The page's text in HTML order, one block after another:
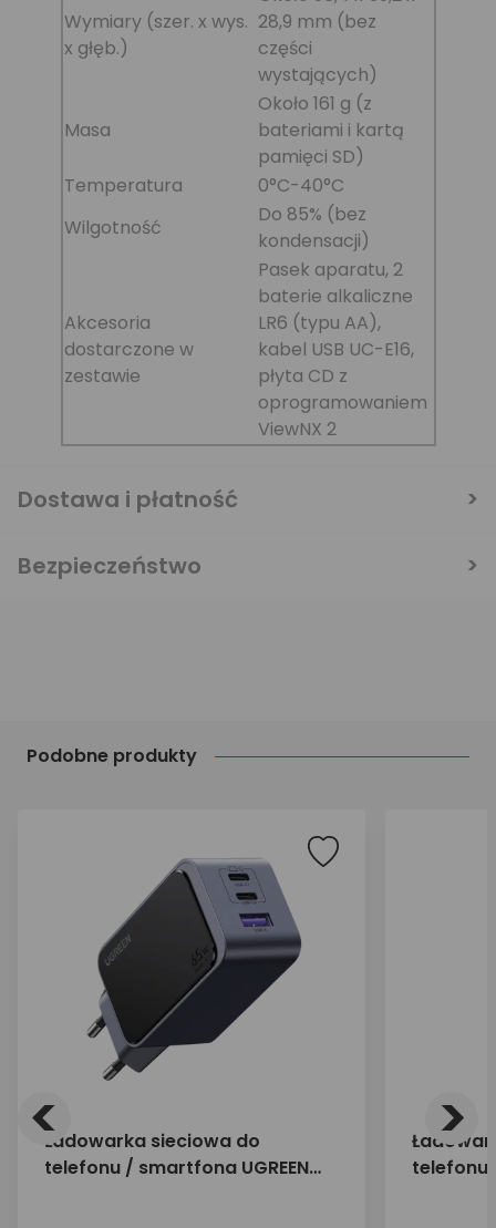
Podobne produkty
Ładowarka sieciowa do
telefonu / smartfona UGREEN
telefonu
< >
Wymiary (szer. x wys.
x głęb.)
28,9 mm (bez
części
wystających)
Masa
Około 161 g (z
bateriami i kartą
pamięci SD)
Temperatura
0°C-40°C
Wilgotność
Do 85% (bez
kondensacji)
Akcesoria
dostarczone w
zestawie
Pasek aparatu, 2
baterie alkaliczne
LR6 (typu AA),
kabel USB UC-E16,
płyta CD z
oprogramowaniem
ViewNX 2
Dostawa i płatność
Bezpieczeństwo